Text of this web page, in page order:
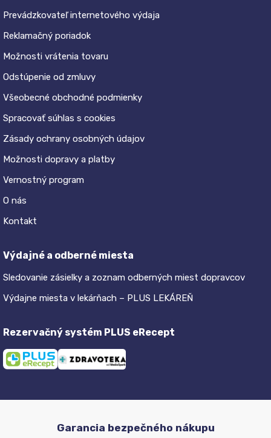
Prevádzkovateľ internetového výdaja
Reklamačný poriadok
Možnosti vrátenia tovaru
Odstúpenie od zmluvy
Všeobecné obchodné podmienky
Spracovať súhlas s cookies
Zásady ochrany osobných údajov
Možnosti dopravy a platby
Vernostný program
O nás
Kontakt
Výdajné a odberné miesta
Sledovanie zásielky a zoznam odberných miest dopravcov
Výdajne miesta v lekárňach – PLUS LEKÁREŇ
Rezervačný systém PLUS eRecept
Garancia bezpečného nákupu